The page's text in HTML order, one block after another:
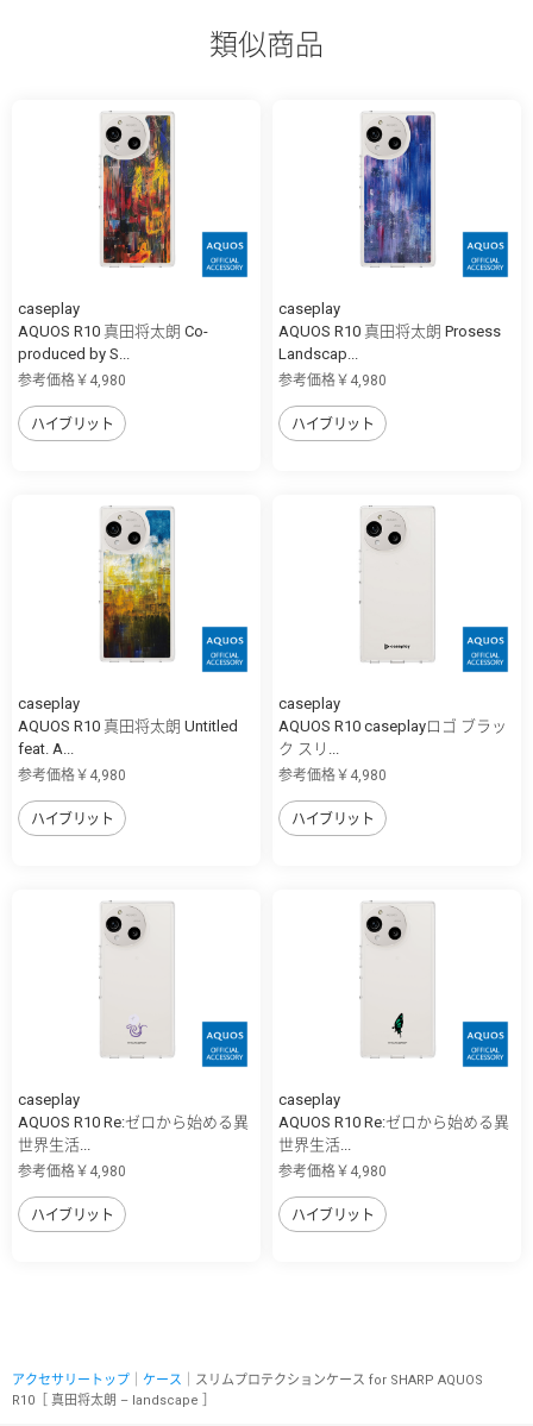
類似商品
caseplay
AQUOS R10 真田将太朗 Co-
produced by S...
参考価格￥4,980
ハイブリット
caseplay
AQUOS R10 真田将太朗 Prosess
Landscap...
参考価格￥4,980
ハイブリット
caseplay
AQUOS R10 真田将太朗 Untitled
feat. A...
参考価格￥4,980
ハイブリット
caseplay
AQUOS R10 caseplayロゴ ブラッ
ク スリ...
参考価格￥4,980
ハイブリット
caseplay
AQUOS R10 Re:ゼロから始める異
世界生活...
参考価格￥4,980
ハイブリット
caseplay
AQUOS R10 Re:ゼロから始める異
世界生活...
参考価格￥4,980
ハイブリット
アクセサリートップ ケース ｜スリムプロテクションケース for SHARP AQUOS
R10［ 真田将太朗 – landscape ］